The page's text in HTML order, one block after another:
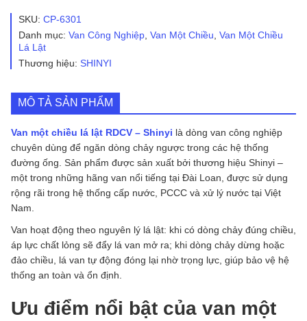
lá
RDCV
Shinyi
SKU: CP-6301
Danh mục: Van Công Nghiệp, Van Một Chiều, Van Một Chiều
Lá Lật
Thương hiệu: SHINYI
MÔ TẢ SẢN PHẨM
Van một chiều lá lật RDCV – Shinyi là dòng van công nghiệp
chuyên dùng để ngăn dòng chảy ngược trong các hệ thống
đường ống. Sản phẩm được sản xuất bởi thương hiệu Shinyi –
một trong những hãng van nổi tiếng tại Đài Loan, được sử dụng
rộng rãi trong hệ thống cấp nước, PCCC và xử lý nước tại Việt
Nam.
Van hoạt động theo nguyên lý lá lật: khi có dòng chảy đúng chiều,
áp lực chất lỏng sẽ đẩy lá van mở ra; khi dòng chảy dừng hoặc
đảo chiều, lá van tự động đóng lại nhờ trọng lực, giúp bảo vệ hệ
thống an toàn và ổn định.
Ưu điểm nổi bật của van một